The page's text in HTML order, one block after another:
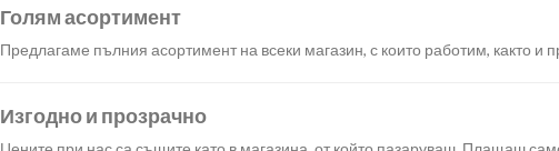
Голям асортимент
Предлагаме пълния асортимент на всеки магазин, с които работим, както и
Изгодно и прозрачно